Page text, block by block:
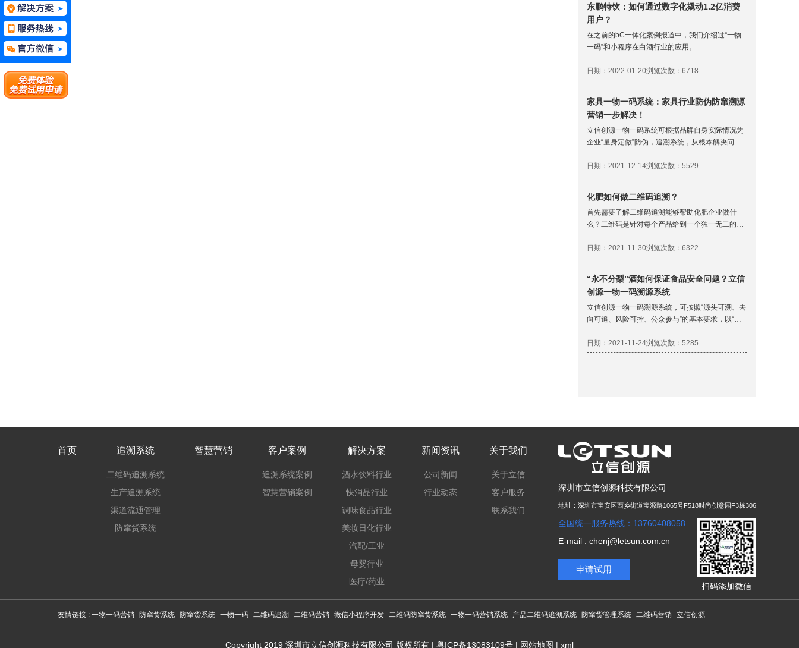
东鹏特饮：如何通过数字化撬动1.2亿消费
用户？
在之前的bC一体化案例报道中，我们介绍过“一物
一码”和小程序在白酒行业的应用。
日期：2022-01-20浏览次数：6718
家具一物一码系统：家具行业防伪防窜溯源
营销一步解决！
立信创源一物一码系统可根据品牌自身实际情况为
企业“量身定做”防伪，追溯系统，从根本解决问
提示把防伪验证码输入到二维码防伪验证窗口，防
伪验证码是打开防伪页面的密钥，确保产品在售出
真伪验证的结果，防止被人假冒商标。
日期：2021-12-14浏览次数：5529
化肥如何做二维码追溯？
首先需要了解二维码追溯能够帮助化肥企业做什
么？二维码是针对每个产品给到一个独一无二的身
过二维码进行记录，能够精准的掌握每个产品的流
转数据。利用二维码的这个特性可以帮助企业解决
日期：2021-11-30浏览次数：6322
“永不分梨”酒如何保证食品安全问题？立信
创源一物一码溯源系统
立信创源一物一码溯源系统，可按照“源头可溯、去
向可追、风险可控、公众参与”的基本要求，以“一
品安全治理模式，建立覆盖种植、生产加工、仓储
物流、终端销售、检验检测、企业管理、公众查询
安全问题。
日期：2021-11-24浏览次数：5285
首页 追溯系统
二维码追溯系统
生产追溯系统
渠道流通管理
防窜货系统
智慧营销 客户案例
追溯系统案例
智慧营销案例
解决方案
酒水饮料行业
快消品行业
调味食品行业
美妆日化行业
汽配/工业
母婴行业
医疗/药业
新闻资讯
公司新闻
行业动态
关于我们
关于立信
客户服务
联系我们
深圳市立信创源科技有限公司
地址：深圳市宝安区西乡街道宝源路1065号F518时尚创意园F3栋306
全国统一服务热线：13760408058
E-mail : chenj@letsun.com.cn
申请试用
扫码添加微信
友情链接 : 一物一码营销 防窜货系统 防窜货系统 一物一码 二维码追溯 二维码营销 微信小程序开发 二维码防窜货系统 一物一码营销系统 产品二维码追溯系统 防窜货管理系统 二维码营销 立信创源
Copyright 2019 深圳市立信创源科技有限公司 版权所有 | 粤ICP备13083109号 | 网站地图 | xml